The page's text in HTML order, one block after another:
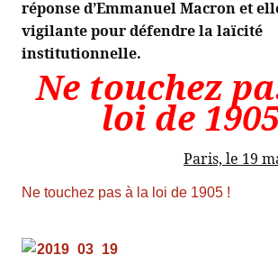
réponse d’Emmanuel Macron et
vigilante pour défendre la laïcité
institutionnelle.
Ne touchez
loi de
Paris, le 19
Ne touchez pas à la loi de 1905 !